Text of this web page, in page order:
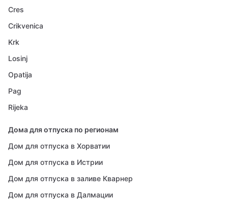
Cres
Crikvenica
Krk
Losinj
Opatija
Pag
Rijeka
Дома для отпуска по регионам
Дом для отпуска в Хорватии
Дом для отпуска в Истрии
Дом для отпуска в заливе Кварнер
Дом для отпуска в Далмации